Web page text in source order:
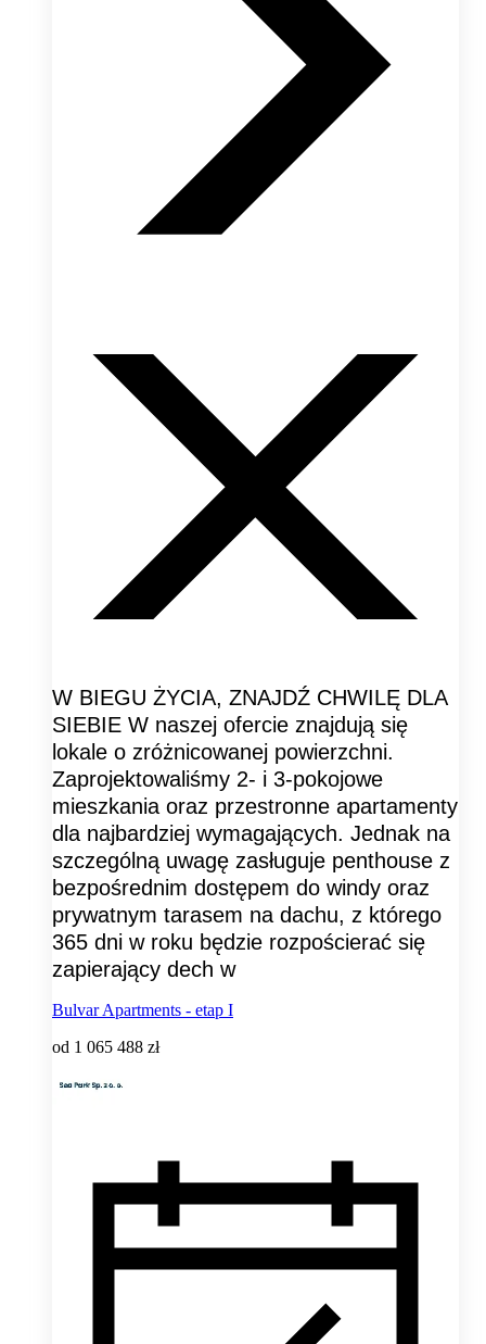
W BIEGU ŻYCIA, ZNAJDŹ CHWILĘ DLA
SIEBIE W naszej ofercie znajdują się
lokale o zróżnicowanej powierzchni.
Zaprojektowaliśmy 2- i 3-pokojowe
mieszkania oraz przestronne apartamenty
dla najbardziej wymagających. Jednak na
szczególną uwagę zasługuje penthouse z
bezpośrednim dostępem do windy oraz
prywatnym tarasem na dachu, z którego
365 dni w roku będzie rozpościerać się
zapierający dech w
Bulvar Apartments - etap I
od 1 065 488 zł